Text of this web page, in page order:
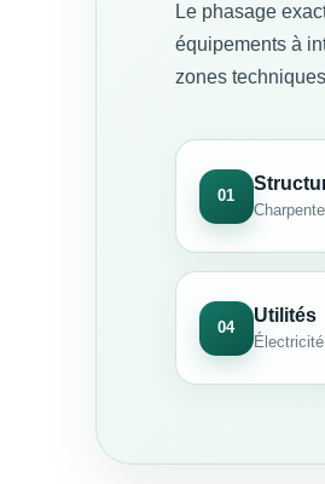
Le phasage
équipements à
zones
01
04
Utilités